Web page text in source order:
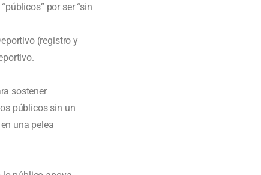
por ser “sin
(registro y
sostener
públicos sin un
una pelea